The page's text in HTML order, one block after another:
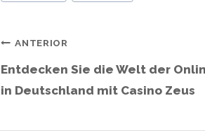
ANTERIOR
Entdecken Sie die Welt der
in Deutschland mit Casino Zeus